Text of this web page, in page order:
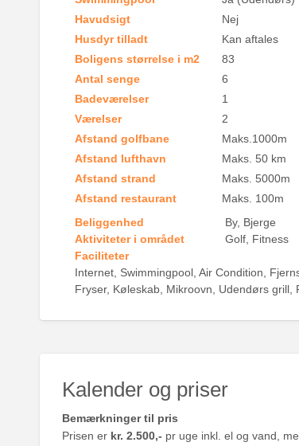
Havudsigt
Nej
Husdyr tilladt
Kan aftales
Boligens størrelse i m2
83
Antal senge
6
Badeværelser
1
Værelser
2
Afstand golfbane
Maks.1000m
Afstand lufthavn
Maks. 50 km
Afstand strand
Maks. 5000m
Afstand restaurant
Maks. 100m
Beliggenhed
By, Bjerge
Aktiviteter i området
Golf, Fitness
Faciliteter
Internet, Swimmingpool, Air Condition,
Fryser, Køleskab, Mikroovn, Udendørs grill,
Kalender og priser
Bemærkninger til pris
Prisen er kr. 2.500,- pr uge inkl. el og vand,